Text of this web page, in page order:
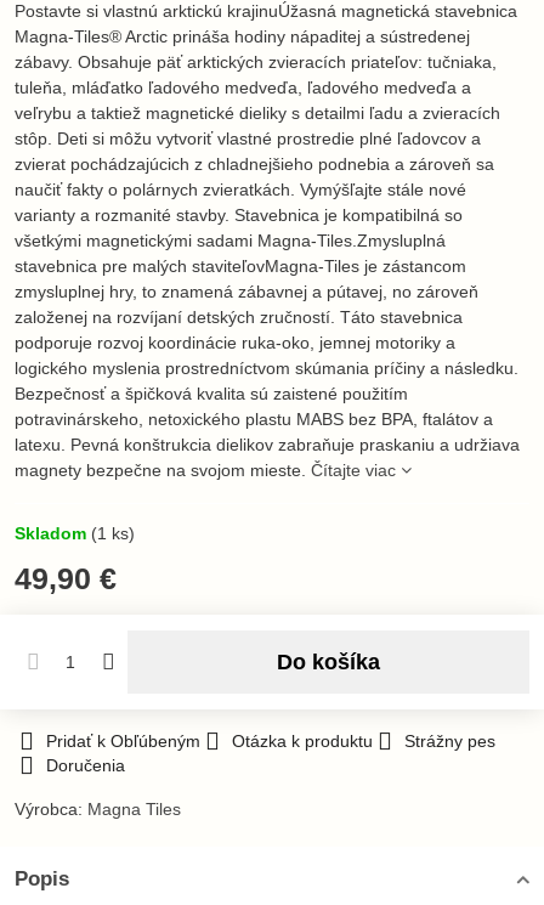
Postavte si vlastnú arktickú krajinuÚžasná magnetická stavebnica
Magna-Tiles® Arctic prináša hodiny nápaditej a sústredenej
zábavy. Obsahuje päť arktických zvieracích priateľov: tučniaka,
tuleňa, mláďatko ľadového medveďa, ľadového medveďa a
veľrybu a taktiež magnetické dieliky s detailmi ľadu a zvieracích
stôp. Deti si môžu vytvoriť vlastné prostredie plné ľadovcov a
zvierat pochádzajúcich z chladnejšieho podnebia a zároveň sa
naučiť fakty o polárnych zvieratkách. Vymýšľajte stále nové
varianty a rozmanité stavby. Stavebnica je kompatibilná so
všetkými magnetickými sadami Magna-Tiles.Zmysluplná
stavebnica pre malých staviteľovMagna-Tiles je zástancom
zmysluplnej hry, to znamená zábavnej a pútavej, no zároveň
založenej na rozvíjaní detských zručností. Táto stavebnica
podporuje rozvoj koordinácie ruka-oko, jemnej motoriky a
logického myslenia prostredníctvom skúmania príčiny a následku.
Bezpečnosť a špičková kvalita sú zaistené použitím
potravinárskeho, netoxického plastu MABS bez BPA, ftalátov a
latexu. Pevná konštrukcia dielikov zabraňuje praskaniu a udržiava
magnety bezpečne na svojom mieste. Čítajte viac
Skladom (1 ks)
49,90 €
Do košíka
Pridať k Obľúbeným Otázka k produktu
Strážny pes
Doručenia
Výrobca: Magna Tiles
Popis